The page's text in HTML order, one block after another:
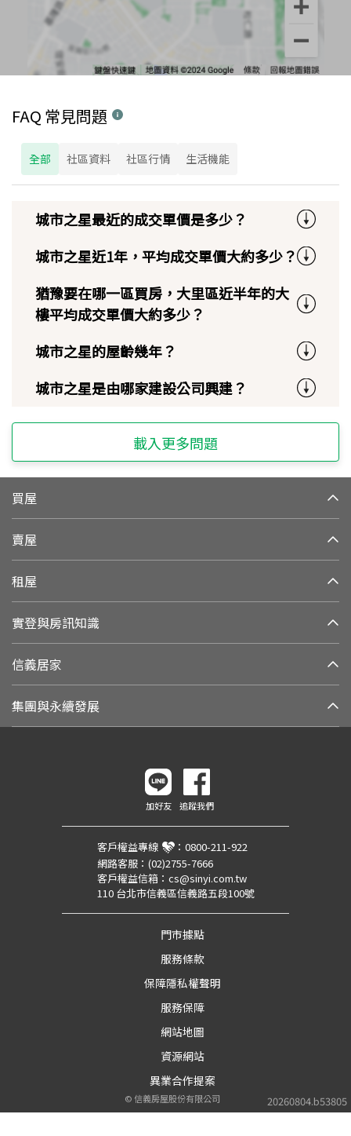
FAQ 常見問題
全部 社區資料 社區行情 生活機能
城市之星最近的成交單價是多少？
城市之星近1年，平均成交單價大約多少？
猶豫要在哪一區買房，大里區近半年的大
樓平均成交單價大約多少？
城市之星的屋齡幾年？
城市之星是由哪家建設公司興建？
載入更多問題
買屋
賣屋
租屋
實登與房訊知識
信義居家
集團與永續發展
20260804.b53805
加好友 追蹤我們
客戶權益專線 ： 0800-211-922
網路客服： (02)2755-7666
客戶權益信箱： cs@sinyi.com.tw
110 台北市信義區信義路五段100號
門市據點
服務條款
保障隱私權聲明
服務保障
網站地圖
資源網站
異業合作提案
©信義房屋股份有限公司